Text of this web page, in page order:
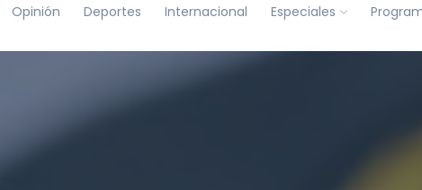
Opinión Deportes Internacional Especiales